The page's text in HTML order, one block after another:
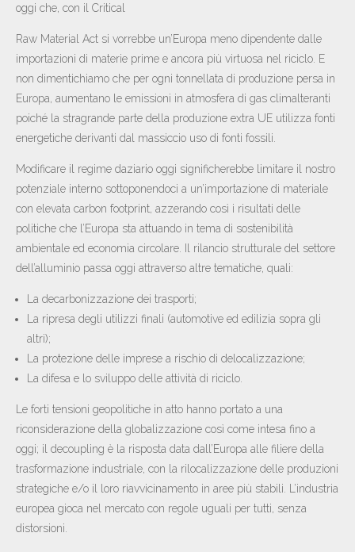
oggi che, con il Critical
Raw Material Act si vorrebbe un’Europa meno dipendente dalle
importazioni di materie prime e ancora più virtuosa nel riciclo. E
non dimentichiamo che per ogni tonnellata di produzione persa in
Europa, aumentano le emissioni in atmosfera di gas climalteranti
poiché la stragrande parte della produzione extra UE utilizza fonti
energetiche derivanti dal massiccio uso di fonti fossili.
Modificare il regime daziario oggi significherebbe limitare il nostro
potenziale interno sottoponendoci a un’importazione di materiale
con elevata carbon footprint, azzerando così i risultati delle
politiche che l’Europa sta attuando in tema di sostenibilità
ambientale ed economia circolare. Il rilancio strutturale del settore
dell’alluminio passa oggi attraverso altre tematiche, quali:
La decarbonizzazione dei trasporti;
La ripresa degli utilizzi finali (automotive ed edilizia sopra gli
altri);
La protezione delle imprese a rischio di delocalizzazione;
La difesa e lo sviluppo delle attività di riciclo.
Le forti tensioni geopolitiche in atto hanno portato a una
riconsiderazione della globalizzazione così come intesa fino a
oggi; il decoupling è la risposta data dall’Europa alle filiere della
trasformazione industriale, con la rilocalizzazione delle produzioni
strategiche e/o il loro riavvicinamento in aree più stabili. L’industria
europea gioca nel mercato con regole uguali per tutti, senza
distorsioni.